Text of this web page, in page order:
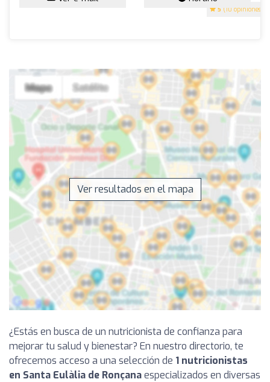
5 (10 opiniones)
Ver resultados en el mapa
¿Estás en busca de un nutricionista de confianza para
mejorar tu salud y bienestar? En nuestro directorio, te
ofrecemos acceso a una selección de 1 nutricionistas
en Santa Eulàlia de Ronçanaespecializados en diversas